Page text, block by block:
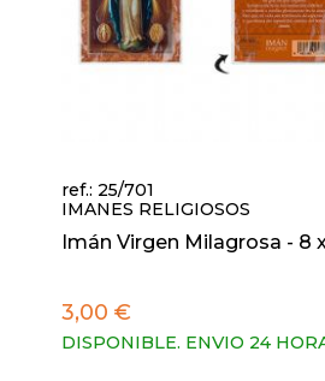
ref.: 25/701
IMANES RELIGIOSOS
Imán Virgen Milagrosa - 8
3,00 €
DISPONIBLE. ENVIO 24